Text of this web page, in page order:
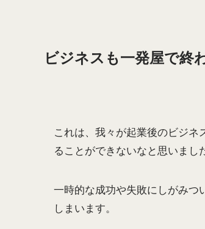
ビジネスも一発屋で終
これは、我々が起業後のビジネ
ることができないなと思いまし
一時的な成功や失敗にしがみつ
しまいます。